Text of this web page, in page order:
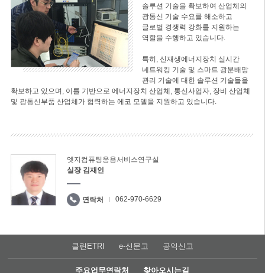
솔루션 기술을 확보하여 산업체의
광통신 기술 수요를 해소하고
글로벌 경쟁력 강화를 지원하는
역할을 수행하고 있습니다.
특히, 신재생에너지장치 실시간
네트워킹 기술 및 스마트 광분배망
관리 기술에 대한 솔루션 기술들을
확보하고 있으며, 이를 기반으로 에너지장치 산업체, 통신사업자, 장비 산업체
및 광통신부품 산업체가 협력하는 에코 모델을 지원하고 있습니다.
엣지컴퓨팅응용서비스연구실
실장 김재인
연락처 062-970-6629
클린ETRI e-신문고 공익신고
주요업무연락처 찾아오시는길